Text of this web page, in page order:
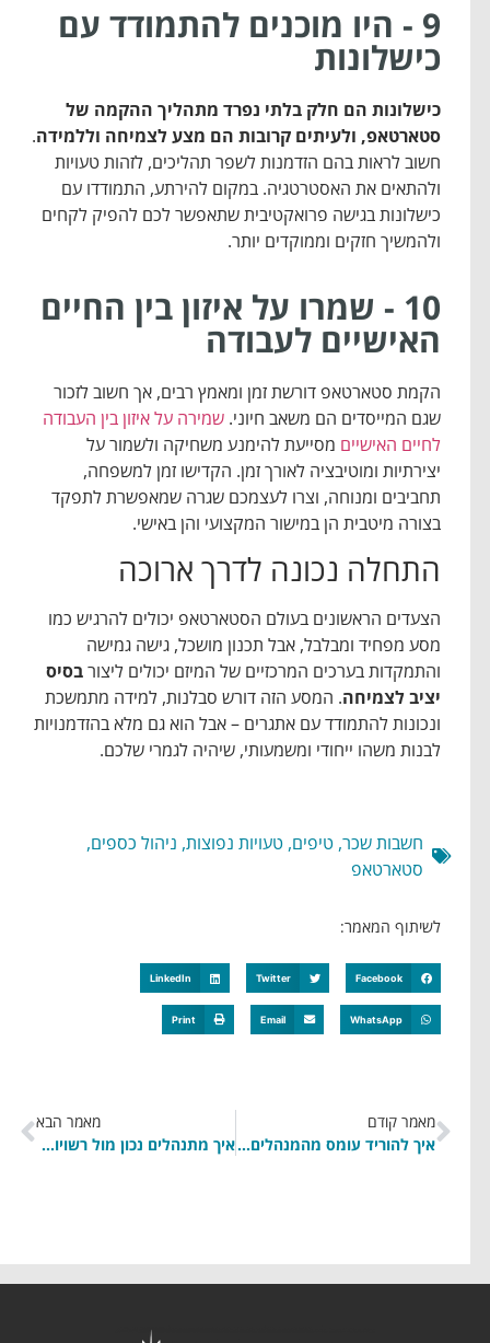
9 - היו מוכנים להתמודד עם
כישלונות
כישלונות הם חלק בלתי נפרד מתהליך ההקמה של
סטארטאפ, ולעיתים קרובות הם מצע לצמיחה וללמידה.
חשוב לראות בהם הזדמנות לשפר תהליכים, לזהות טעויות
ולהתאים את האסטרטגיה. במקום להירתע, התמודדו עם
כישלונות בגישה פרואקטיבית שתאפשר לכם להפיק לקחים
ולהמשיך חזקים וממוקדים יותר.
10 - שמרו על איזון בין החיים
האישיים לעבודה
הקמת סטארטאפ דורשת זמן ומאמץ רבים, אך חשוב לזכור
שגם המייסדים הם משאב חיוני. שמירה על איזון בין העבודה
לחיים האישיים מסייעת להימנע משחיקה ולשמור על
יצירתיות ומוטיבציה לאורך זמן. הקדישו זמן למשפחה,
תחביבים ומנוחה, וצרו לעצמכם שגרה שמאפשרת לתפקד
בצורה מיטבית הן במישור המקצועי והן באישי.
התחלה נכונה לדרך ארוכה
הצעדים הראשונים בעולם הסטארטאפ יכולים להרגיש כמו
מסע מפחיד ומבלבל, אבל תכנון מושכל, גישה גמישה
והתמקדות בערכים המרכזיים של המיזם יכולים ליצורבסיס
יציב לצמיחה. המסע הזה דורש סבלנות, למידה מתמשכת
ונכונות להתמודד עם אתגרים – אבל הוא גם מלא בהזדמנויות
לבנות משהו ייחודי ומשמעותי, שיהיה לגמרי שלכם.
חשבות שכר, טיפים, טעויות נפוצות, ניהול כספים,
סטארטאפ
לשיתוף המאמר:
Facebook
Twitter
LinkedIn
WhatsApp
Email
Print
מאמר קודם
איך להוריד עומס מהמנהלים בחברה? ועד כמה זה קריטי להצלחת העסק
מאמר הבא
איך מתנהלים נכון מול רשויות המס? טיפים לשכירים